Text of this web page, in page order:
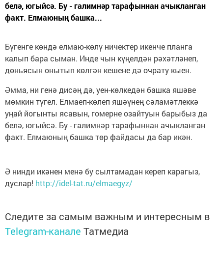
белә, югыйсә. Бу - галимнәр тарафыннан ачыкланган
факт. Елмаюның башка...
Бүгенге көндә елмаю-көлү ничектер икенче планга
калып бара сыман. Инде чын күңелдән рәхәтләнеп,
дөньясын онытып көлгән кешене дә очрату кыен.
Әмма, ни генә дисәң дә, уен-көлкедән башка яшәве
мөмкин түгел. Елмаеп-көлеп яшәүнең сәламәтлеккә
уңай йогынты ясавын, гомерне озайтуын барыбыз да
белә, югыйсә. Бу - галимнәр тарафыннан ачыкланган
факт. Елмаюның башка төр файдасы да бар икән.
Ә нинди икәнен менә бу сылтамадан кереп карагыз,
дуслар! http://idel-tat.ru/elmaegyz/
Следите за самым важным и интересным в
Telegram-канале Татмедиа